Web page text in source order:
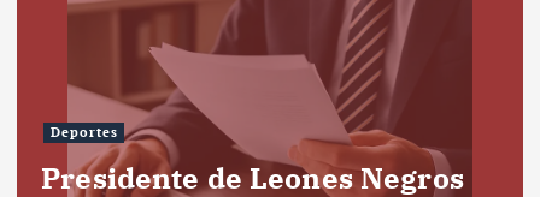
Deportes
Presidente de Leones Negros